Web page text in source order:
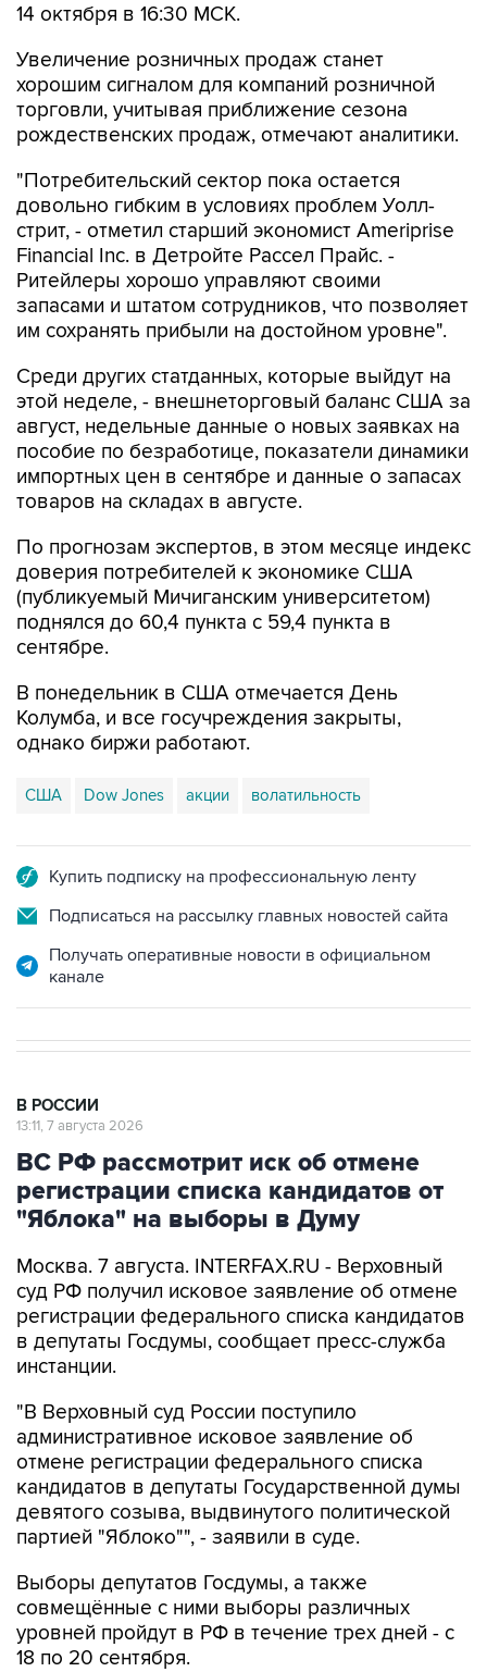
14 октября в 16:30 МСК.
Увеличение розничных продаж станет
хорошим сигналом для компаний розничной
торговли, учитывая приближение сезона
рождественских продаж, отмечают аналитики.
"Потребительский сектор пока остается
довольно гибким в условиях проблем Уолл-
стрит, - отметил старший экономист Ameriprise
Financial Inc. в Детройте Рассел Прайс. -
Ритейлеры хорошо управляют своими
запасами и штатом сотрудников, что позволяет
им сохранять прибыли на достойном уровне".
Среди других статданных, которые выйдут на
этой неделе, - внешнеторговый баланс США за
август, недельные данные о новых заявках на
пособие по безработице, показатели динамики
импортных цен в сентябре и данные о запасах
товаров на складах в августе.
По прогнозам экспертов, в этом месяце индекс
доверия потребителей к экономике США
(публикуемый Мичиганским университетом)
поднялся до 60,4 пункта с 59,4 пункта в
сентябре.
В понедельник в США отмечается День
Колумба, и все госучреждения закрыты,
однако биржи работают.
США Dow Jones акции волатильность
Купить подписку на профессиональную ленту
Подписаться на рассылку главных новостей сайта
Получать оперативные новости в официальном
канале
В РОССИИ
13:11, 7 августа 2026
ВС РФ рассмотрит иск об отмене
регистрации списка кандидатов от
"Яблока" на выборы в Думу
Москва. 7 августа. INTERFAX.RU - Верховный
суд РФ получил исковое заявление об отмене
регистрации федерального списка кандидатов
в депутаты Госдумы, сообщает пресс-служба
инстанции.
"В Верховный суд России поступило
административное исковое заявление об
отмене регистрации федерального списка
кандидатов в депутаты Государственной думы
девятого созыва, выдвинутого политической
партией "Яблоко"", - заявили в суде.
Выборы депутатов Госдумы, а также
совмещённые с ними выборы различных
уровней пройдут в РФ в течение трех дней - с
18 по 20 сентября.